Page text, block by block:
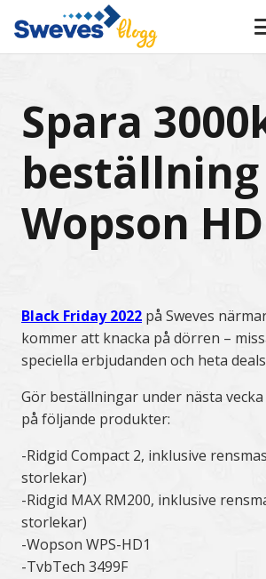
Spara
Wopson
Black Friday 2022 på Sweves
kommer att knacka på dörren –
speciella erbjudanden och heta
Gör beställningar under nästa
på följande produkter:
-Ridgid Compact 2, inklusive
storlekar)
-Ridgid MAX RM200, inklusive
storlekar)
-Wopson WPS-HD1
-TvbTech 3499F